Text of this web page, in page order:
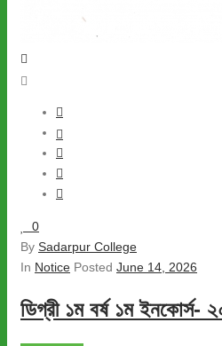
0
By Sadarpur College
In Notice Posted June 14, 2026
ডিগ্রী ১ম বর্ষ ১ম ইনকোর্স-